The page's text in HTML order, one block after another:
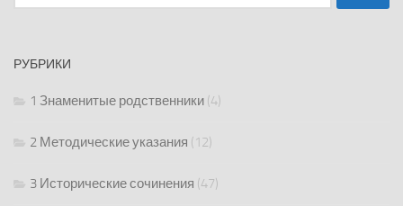
РУБРИКИ
1 Знаменитые родственники (4)
2 Методические указания (12)
3 Исторические сочинения (47)